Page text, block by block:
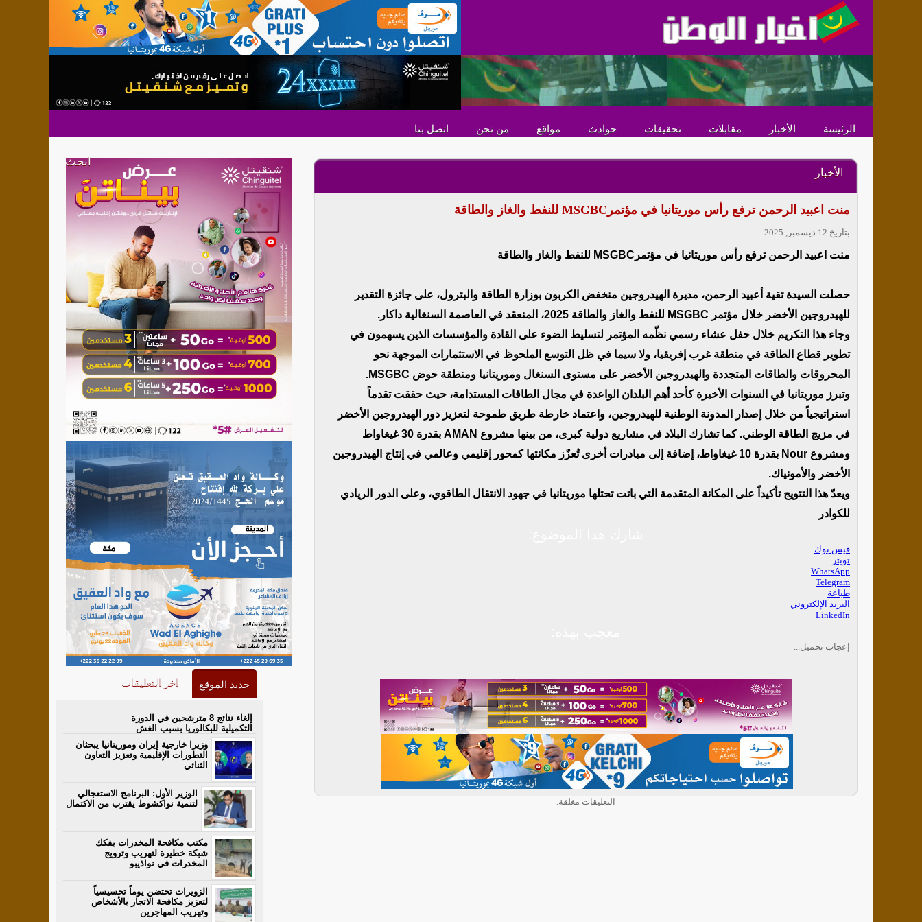
الرئيسة الأخبار مقابلات تحقيقات حوادث مواقع من نحن اتصل بنا
الأخبار
منت اعبيد الرحمن ترفع رأس موريتانيا في مؤتمرMSGBC للنفط والغاز والطاقة
بتاريخ 12 ديسمبر, 2025
منت اعبيد الرحمن ترفع رأس موريتانيا في مؤتمرMSGBC للنفط والغاز والطاقة
حصلت السيدة تقية أعبيد الرحمن، مديرة الهيدروجين منخفض الكربون بوزارة الطاقة والبترول، على جائزة التقدير
للهيدروجين الأخضر خلال مؤتمر MSGBC للنفط والغاز والطاقة 2025، المنعقد في العاصمة السنغالية داكار.
وجاء هذا التكريم خلال حفل عشاء رسمي نظّمه المؤتمر لتسليط الضوء على القادة والمؤسسات الذين يسهمون في
تطوير قطاع الطاقة في منطقة غرب إفريقيا، ولا سيما في ظل التوسع الملحوظ في الاستثمارات الموجهة نحو
المحروقات والطاقات المتجددة والهيدروجين الأخضر على مستوى السنغال وموريتانيا ومنطقة حوض MSGBC.
وتبرز موريتانيا في السنوات الأخيرة كأحد أهم البلدان الواعدة في مجال الطاقات المستدامة، حيث حققت تقدماً
استراتيجياً من خلال إصدار المدونة الوطنية للهيدروجين، واعتماد خارطة طريق طموحة لتعزيز دور الهيدروجين الأخضر
في مزيج الطاقة الوطني. كما تشارك البلاد في مشاريع دولية كبرى، من بينها مشروع AMAN بقدرة 30 غيغاواط
ومشروع Nour بقدرة 10 غيغاواط، إضافة إلى مبادرات أخرى تُعزّز مكانتها كمحور إقليمي وعالمي في إنتاج الهيدروجين
الأخضر والأمونياك.
ويعدّ هذا التتويج تأكيداً على المكانة المتقدمة التي باتت تحتلها موريتانيا في جهود الانتقال الطاقوي، وعلى الدور الريادي
للكوادر
فيس بوك
تويتر
WhatsApp
Telegram
طباعة
البريد الإلكتروني
LinkedIn
إعجاب تحميل...
التعليقات مغلقة.
جديد الموقع اخر التعليقات
إلغاء نتائج 8 مترشحين في الدورة
التكميلية للبكالوريا بسبب الغش
وزيرا خارجية إيران وموريتانيا يبحثان
التطورات الإقليمية وتعزيز التعاون
الثنائي
الوزير الأول: البرنامج الاستعجالي
لتنمية نواكشوط يقترب من الاكتمال
مكتب مكافحة المخدرات يفكك
شبكة خطيرة لتهريب وترويج
المخدرات في نواذيبو
الزويرات تحتضن يوماً تحسيسياً
لتعزيز مكافحة الاتجار بالأشخاص
وتهريب المهاجرين